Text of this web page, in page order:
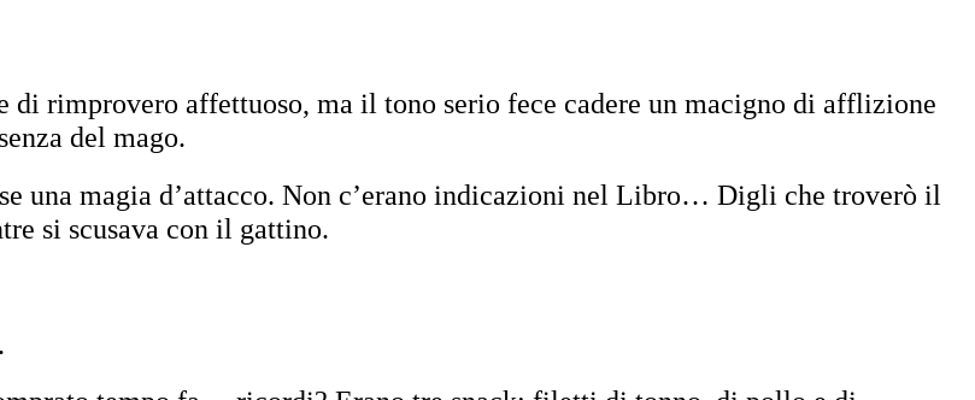
di rimprovero affettuoso, ma il tono serio fece cadere un macigno di afflizione
del mago.
una magia d’attacco. Non c’erano indicazioni nel Libro… Digli che troverò il
si scusava con il gattino.